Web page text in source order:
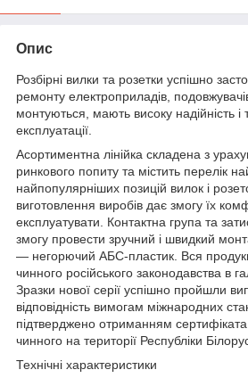
Опис
Розбірні вилки та розетки успішно
ремонту електроприладів,
монтуються, мають високу надійність і
експлуатації.
Асортиментна лінійка складена з
ринкового попиту та містить перелік
найпопулярніших позицій вилок і
виготовлення виробів дає змогу їх
експлуатувати. Контактна група та
змогу провести зручний і швидкий
— негорючий АБС-пластик. Вся
чинного російського законодавства в
Зразки нової серії успішно пройшли
відповідність вимогам міжнародних
підтверджено отриманням
чинного на території Республіки
Технічні характеристики